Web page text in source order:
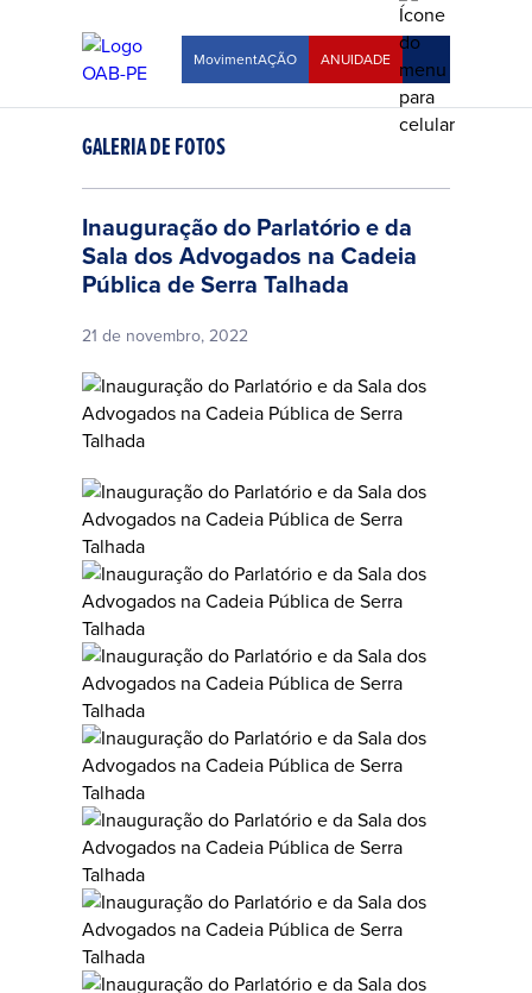
MovimentAÇÃO ANUIDADE
GALERIA DE FOTOS
Inauguração do Parlatório e da
Sala dos Advogados na Cadeia
Pública de Serra Talhada
21 de novembro, 2022